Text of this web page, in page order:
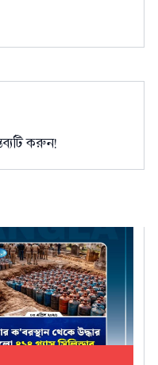
করুন!